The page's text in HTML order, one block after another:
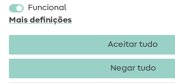
Funcional
Mais definições
Aceitar tudo
Negar tudo
Proteção de dados